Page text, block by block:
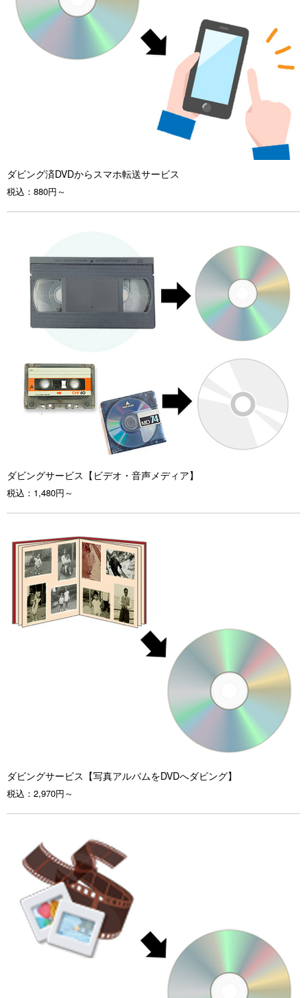
ダビング済DVDからスマホ転送サービス
税込： 880円～
ダビングサービス【ビデオ・音声メディア】
税込： 1,480円～
ダビングサービス【写真アルバムをDVDへダビング】
税込： 2,970円～